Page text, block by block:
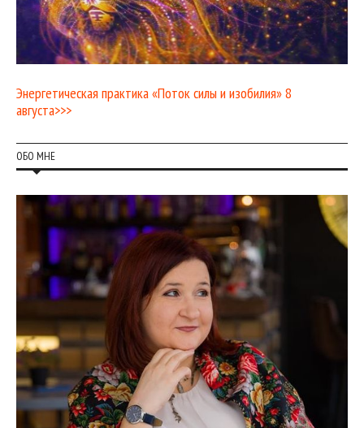
Энергетическая практика «Поток силы и изобилия» 8
августа>>>
ОБО МНЕ